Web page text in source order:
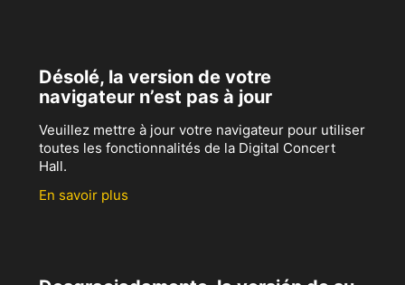
Désolé, la version de votre
navigateur n’est pas à jour
Veuillez mettre à jour votre navigateur pour utiliser
toutes les fonctionnalités de la Digital Concert
Hall.
En savoir plus